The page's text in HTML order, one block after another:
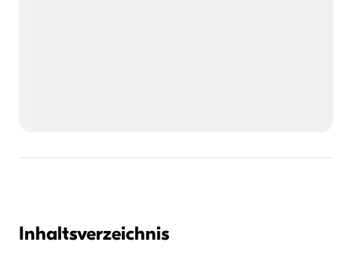
Inhaltsverzeichnis